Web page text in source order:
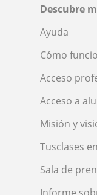
Descubre
Ayuda
Cómo
Acceso
Acceso a
Misión y
Tusclases
Sala de